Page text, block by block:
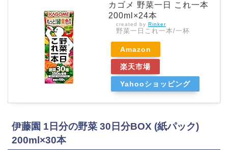
カゴメ 野菜一日 これ一本
200ml×24本
created by Rinker
野菜一日これ一本/一杯
Amazon
楽天市場
Yahooショッピング
伊藤園 1日分の野菜 30日分BOX (紙パック)
200ml×30本